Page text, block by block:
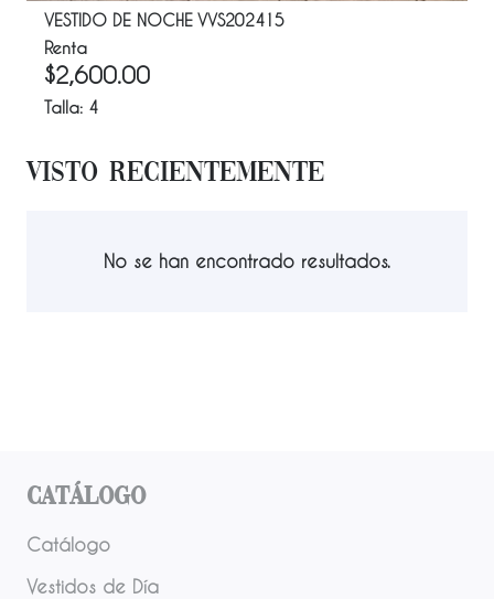
VESTIDO DE NOCHE VVS202415
Renta
$2,600.00
Talla: 4
Visto Recientemente
No se han encontrado resultados.
Catálogo
Catálogo
Vestidos de Día